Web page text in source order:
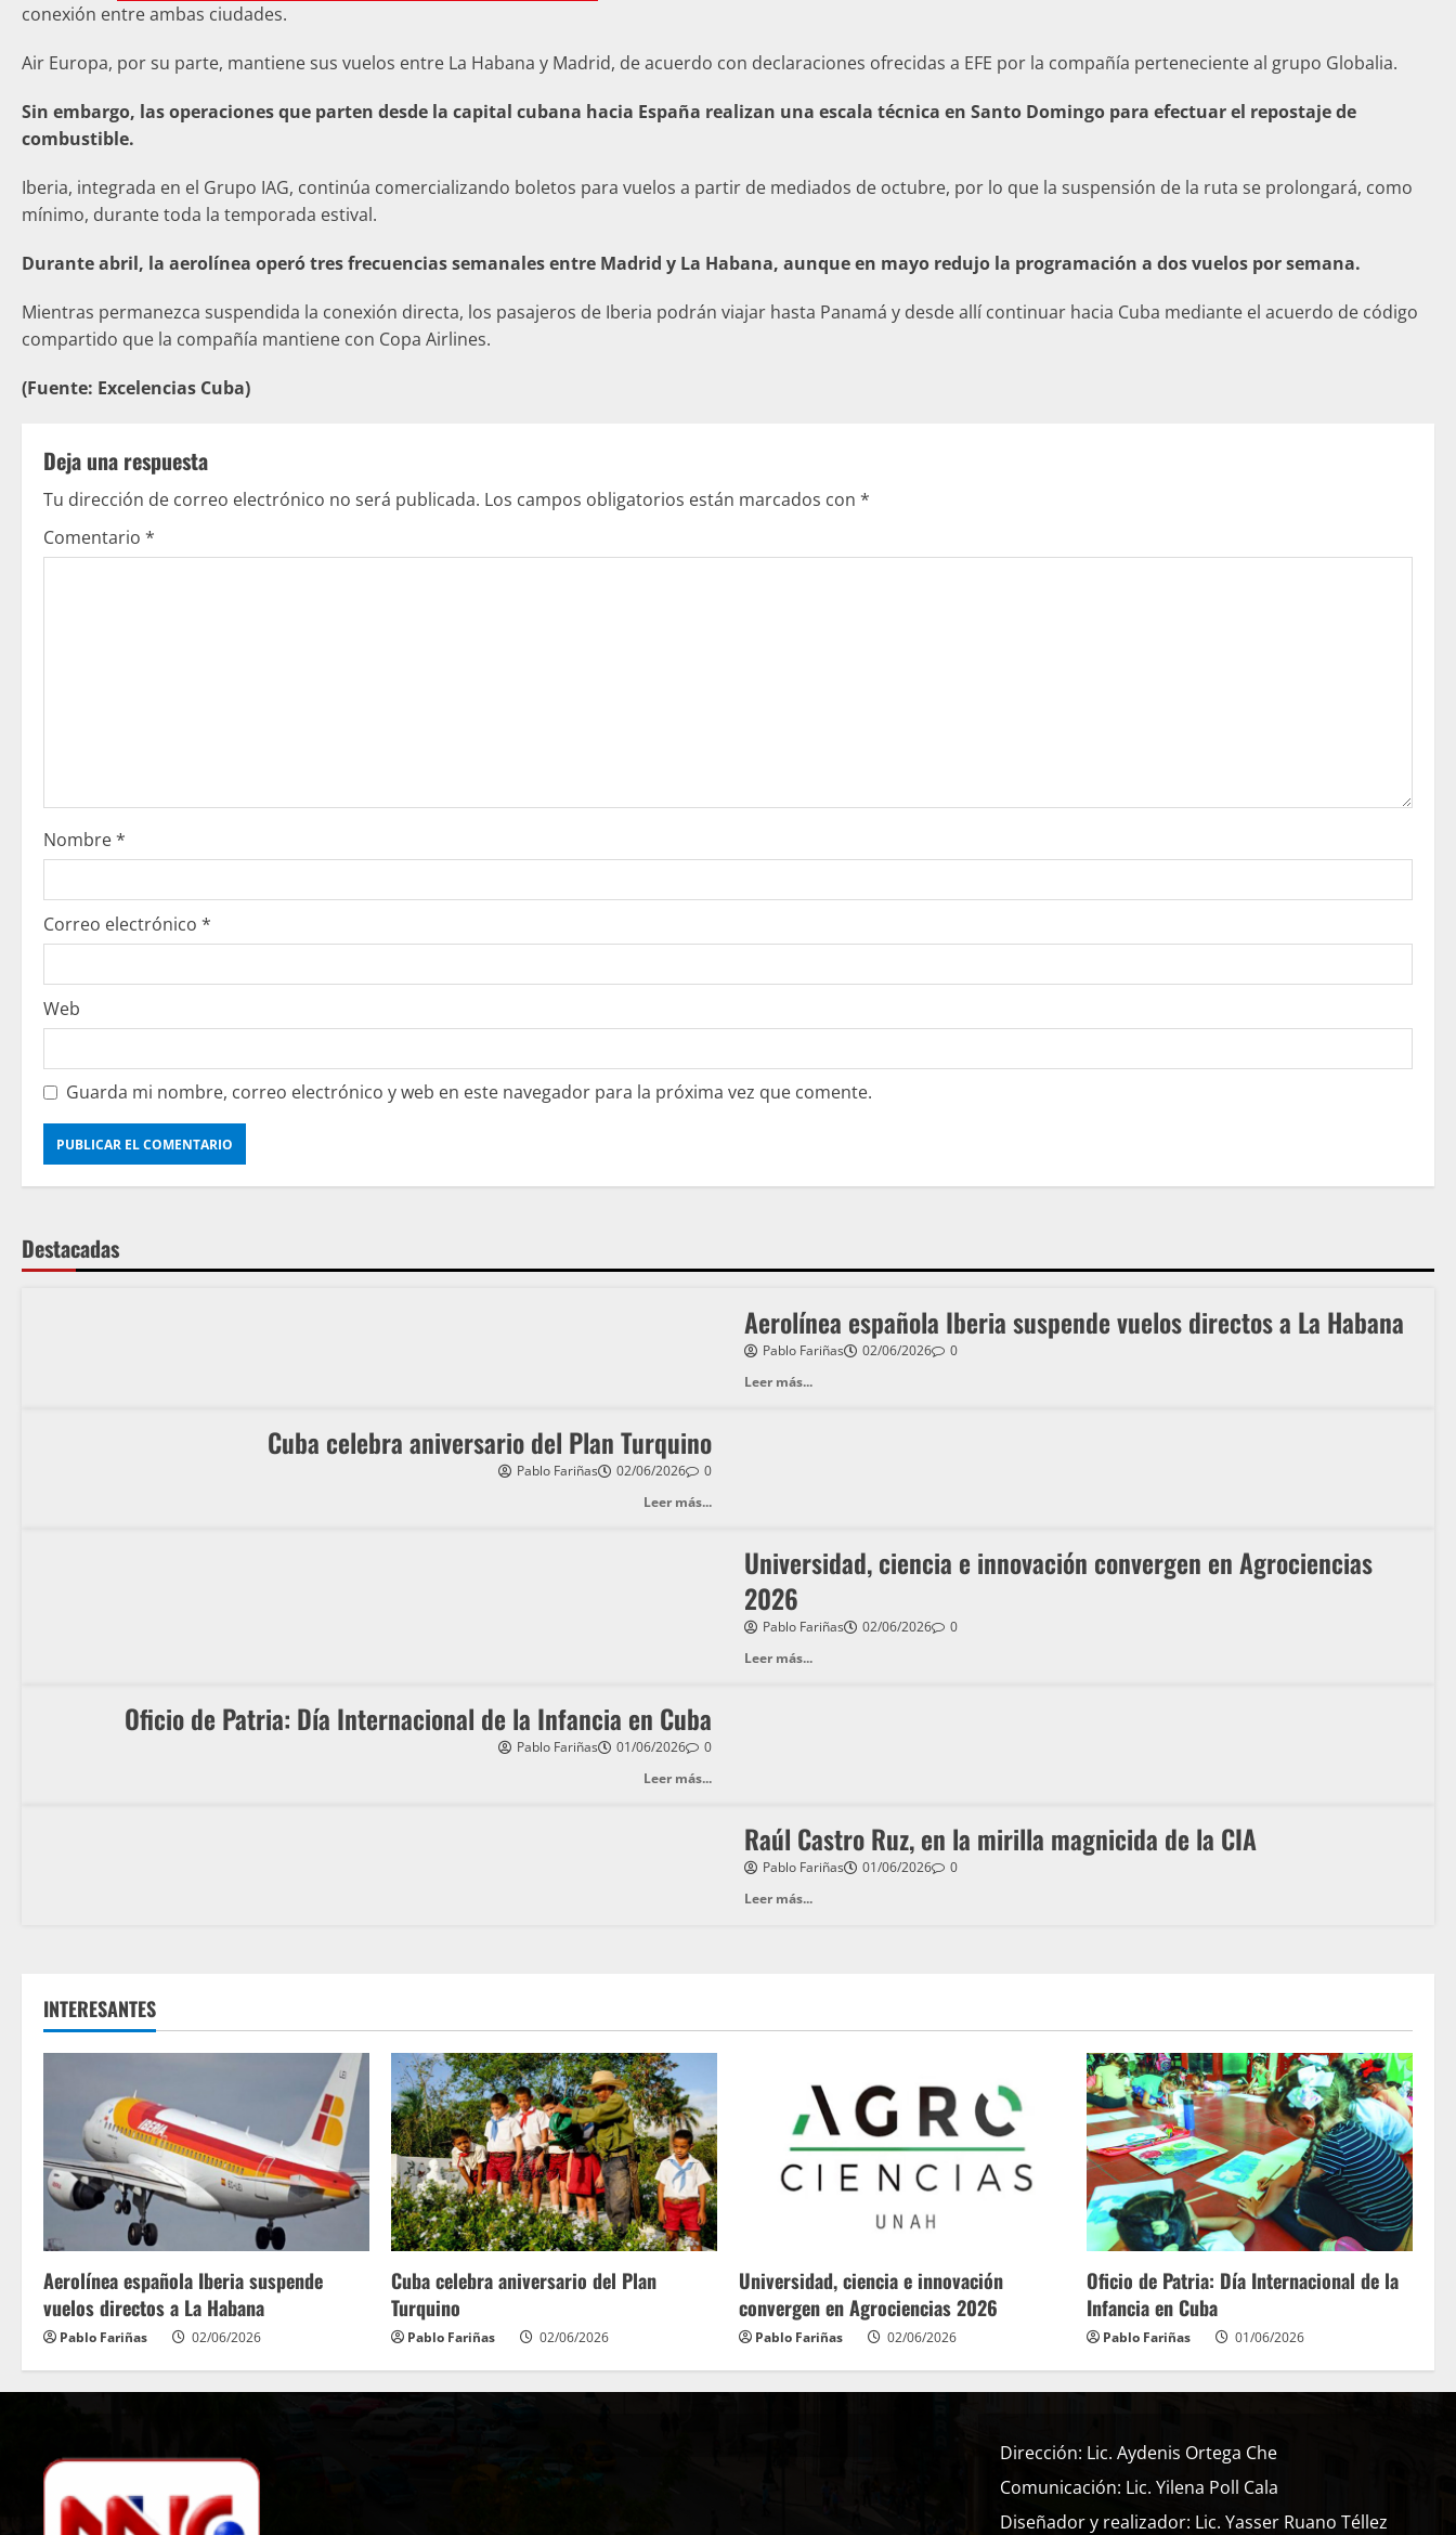
conexión entre ambas ciudades.
Air Europa, por su parte, mantiene sus vuelos entre La Habana y Madrid, de acuerdo con declaraciones ofrecidas a EFE por la compañía perteneciente al grupo Globalia.
Sin embargo, las operaciones que parten desde la capital cubana hacia España realizan una escala técnica en Santo Domingo para efectuar el repostaje de
combustible.
Iberia, integrada en el Grupo IAG, continúa comercializando boletos para vuelos a partir de mediados de octubre, por lo que la suspensión de la ruta se prolongará, como
mínimo, durante toda la temporada estival.
Durante abril, la aerolínea operó tres frecuencias semanales entre Madrid y La Habana, aunque en mayo redujo la programación a dos vuelos por semana.
Mientras permanezca suspendida la conexión directa, los pasajeros de Iberia podrán viajar hasta Panamá y desde allí continuar hacia Cuba mediante el acuerdo de código
compartido que la compañía mantiene con Copa Airlines.
(Fuente: Excelencias Cuba)
Deja una respuesta
Tu dirección de correo electrónico no será publicada. Los campos obligatorios están marcados con *
Comentario *
Nombre*
Correo electrónico *
Web
Guarda mi nombre, correo electrónico y web en este navegador para la próxima vez que comente.
Destacadas
Aerolínea española Iberia suspende vuelos directos a La Habana
Pablo Fariñas 02/06/2026
0
Leer más...
Cuba celebra aniversario del Plan Turquino
Pablo Fariñas 02/06/2026
0
Leer más...
Universidad, ciencia e innovación convergen en Agrociencias
2026
Pablo Fariñas 02/06/2026
0
Leer más...
Oficio de Patria: Día Internacional de la Infancia en Cuba
Pablo Fariñas 01/06/2026
0
Leer más...
Raúl Castro Ruz, en la mirilla magnicida de la CIA
Pablo Fariñas 01/06/2026
0
Leer más...
INTERESANTES
Aerolínea española Iberia suspende
vuelos directos a La Habana
Pablo Fariñas 02/06/2026
Cuba celebra aniversario del Plan
Turquino
Pablo Fariñas 02/06/2026
Universidad, ciencia e innovación
convergen en Agrociencias 2026
Pablo Fariñas 02/06/2026
Oficio de Patria: Día Internacional de la
Infancia en Cuba
Pablo Fariñas 01/06/2026
Dirección: Lic. Aydenis Ortega Che
Comunicación: Lic. Yilena Poll Cala
Diseñador y realizador: Lic. Yasser Ruano Téllez